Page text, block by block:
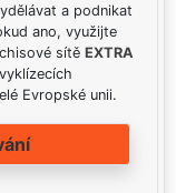
a podnikat
ano, využijte
sítě EXTRA
Evropské unii.